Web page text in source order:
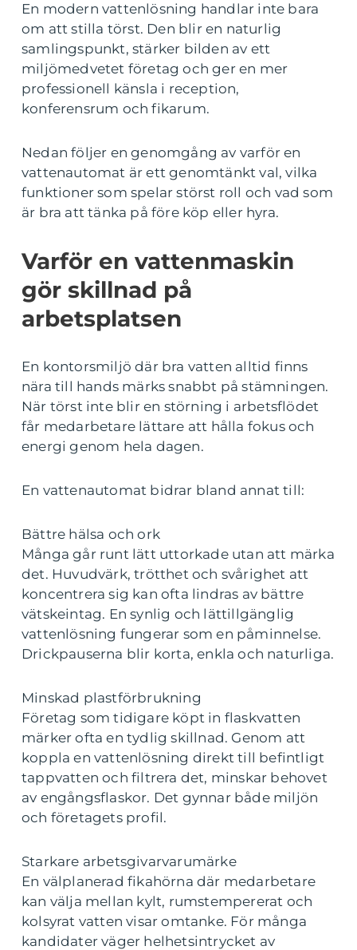
En modern vattenlösning handlar inte bara
om att stilla törst. Den blir en naturlig
samlingspunkt, stärker bilden av ett
miljömedvetet företag och ger en mer
professionell känsla i reception,
konferensrum och fikarum.
Nedan följer en genomgång av varför en
vattenautomat är ett genomtänkt val, vilka
funktioner som spelar störst roll och vad som
är bra att tänka på före köp eller hyra.
Varför en vattenmaskin
gör skillnad på
arbetsplatsen
En kontorsmiljö där bra vatten alltid finns
nära till hands märks snabbt på stämningen.
När törst inte blir en störning i arbetsflödet
får medarbetare lättare att hålla fokus och
energi genom hela dagen.
En vattenautomat bidrar bland annat till:
Bättre hälsa och ork
Många går runt lätt uttorkade utan att märka
det. Huvudvärk, trötthet och svårighet att
koncentrera sig kan ofta lindras av bättre
vätskeintag. En synlig och lättillgänglig
vattenlösning fungerar som en påminnelse.
Drickpauserna blir korta, enkla och naturliga.
Minskad plastförbrukning
Företag som tidigare köpt in flaskvatten
märker ofta en tydlig skillnad. Genom att
koppla en vattenlösning direkt till befintligt
tappvatten och filtrera det, minskar behovet
av engångsflaskor. Det gynnar både miljön
och företagets profil.
Starkare arbetsgivarvarumärke
En välplanerad fikahörna där medarbetare
kan välja mellan kylt, rumstempererat och
kolsyrat vatten visar omtanke. För många
kandidater väger helhetsintrycket av